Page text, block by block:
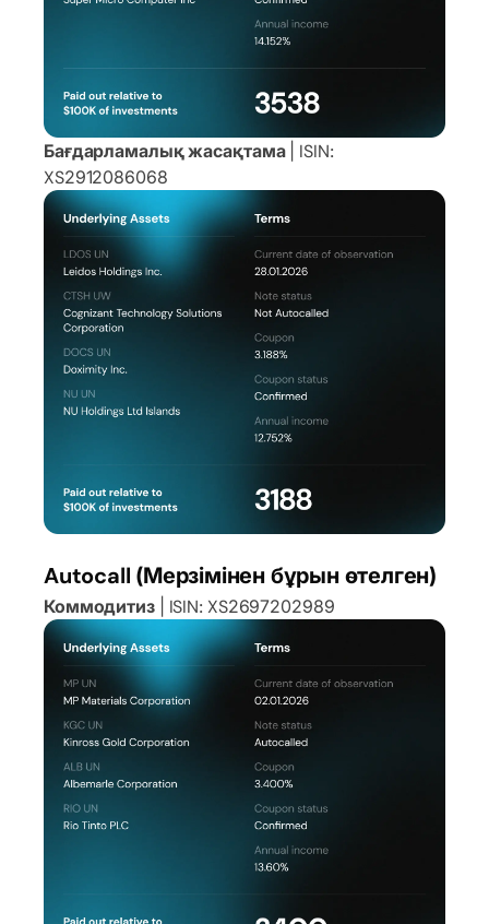
Бағдарламалық жасақтама| ISIN:
XS2912086068
Autocall (Мерзімінен бұрын өтелген)
Коммодитиз| ISIN: XS2697202989